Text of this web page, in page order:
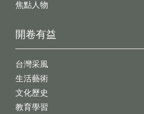
開卷有益
台灣采風
生活藝術
文化歷史
教育學習
焦點人物